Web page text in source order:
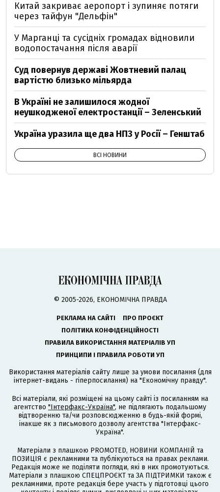
Китай закриває аеропорт і зупиняє потяги
через тайфун "Дельфін"
У Марганці та сусідніх громадах відновили
водопостачання після аварії
Суд повернув державі Жовтневий палац
вартістю близько мільярда
В Україні не залишилося жодної
неушкодженої електростанції – Зеленський
Україна уразила ще два НПЗ у Росії – Генштаб
ВСІ НОВИНИ
© 2005-2026, ЕКОНОМІЧНА ПРАВДА
РЕКЛАМА НА САЙТІ
ПРО ПРОЄКТ
ПОЛІТИКА КОНФІДЕНЦІЙНОСТІ
ПРАВИЛА ВИКОРИСТАННЯ МАТЕРІАЛІВ УП
ПРИНЦИПИ І ПРАВИЛА РОБОТИ УП
Використання матеріалів сайту лише за умови посилання (для
інтернет-видань - гіперпосилання) на "Економічну правду".
Всі матеріали, які розміщені на цьому сайті із посиланням на
агентство "Інтерфакс-Україна", не підлягають подальшому
відтворенню та/чи розповсюдженню в будь-якій формі,
інакше як з письмового дозволу агентства "Інтерфакс-
Україна".
Матеріали з плашкою PROMOTED, НОВИНИ КОМПАНІЙ та
ПОЗИЦІЯ є рекламними та публікуються на правах реклами.
Редакція може не поділяти погляди, які в них промотуються.
Матеріали з плашкою СПЕЦПРОЄКТ та ЗА ПІДТРИМКИ також є
рекламними, проте редакція бере участь у підготовці цього